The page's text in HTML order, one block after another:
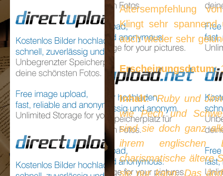
Altersempfehlung
Klingt sehr
auch wieder sehr
Erscheinungsdatum:
Inhalt: "Ruby und
wie Pech und
sind sie doch ganz
ihrem
charismatische ältere
sie nur kann. Das